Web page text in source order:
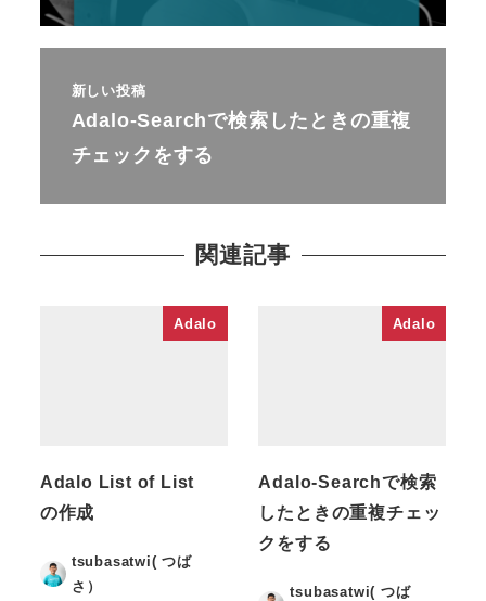
新しい投稿
Adalo-Searchで検索したときの重複
チェックをする
関連記事
Adalo
Adalo List of List
の作成
tsubasatwi( つば
さ）
Adalo
Adalo-Searchで検索
したときの重複チェッ
クをする
tsubasatwi( つば